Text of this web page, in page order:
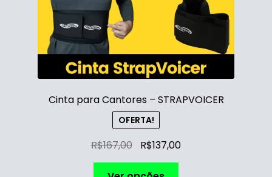
Cinta para Cantores – STRAPVOICER
OFERTA!
R$167,00 R$137,00